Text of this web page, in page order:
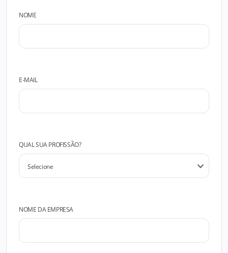
NOME
E-MAIL
QUAL SUA PROFISSÃO?
NOME DA EMPRESA